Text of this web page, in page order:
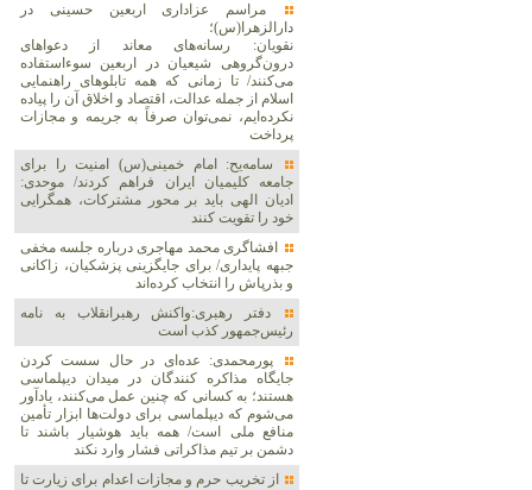
مراسم عزاداری اربعین حسینی در
دارالزهرا(س)؛
نقویان: رسانه‌های معاند از دعواهای
درون‌گروهی شیعیان در اربعین سوءاستفاده
می‌کنند/ تا زمانی که همه تابلوهای راهنمایی
اسلام از جمله عدالت، اقتصاد و اخلاق آن را پیاده
نکرده‌ایم، نمی‌توان صرفاً به جریمه و مجازات
پرداخت
سامه‌یح: امام خمینی(س) امنیت را برای
جامعه کلیمیان ایران فراهم کردند/ موحدی:
ادیان الهی باید بر محور مشترکات، همگرایی
خود را تقویت کنند
افشاگری محمد مهاجری درباره جلسه مخفی
جبهه پایداری/ برای جایگزینی پزشکیان، زاکانی
و بذرپاش را انتخاب کرده‌اند
دفتر رهبری:واکنش رهبرانقلاب به نامه
رئیس‌جمهور کذب است
پورمحمدی: عده‌ای در حال سست کردن
جایگاه مذاکره کنندگان در میدان دیپلماسی
هستند؛ به کسانی که چنین عمل می‌کنند، یادآور
می‌شوم که دیپلماسی برای دولت‌ها ابزار تأمین
منافع ملی است/ همه باید هوشیار باشند تا
دشمن بر تیم مذاکراتی فشار وارد نکند
از تخریب حرم و مجازات اعدام برای زیارت تا